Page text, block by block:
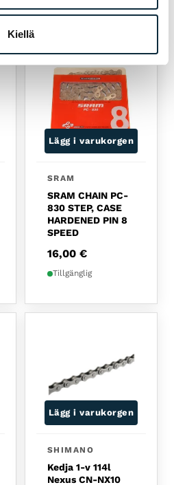
Kiellä
Lägg i varukorgen
SRAM
SRAM CHAIN PC-
830 STEP, CASE
HARDENED PIN 8
SPEED
16,00 €
Tillgänglig
Lägg i varukorgen
SHIMANO
Kedja 1-v 114l
Nexus CN-NX10